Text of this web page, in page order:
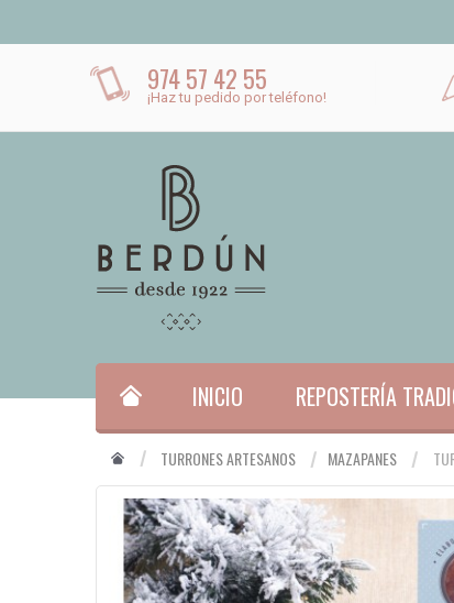
974 57 42 55
¡Haz tu pedido por teléfono!
INICIO REPOSTERÍA
TURRONES ARTESANOS MAZAPANES